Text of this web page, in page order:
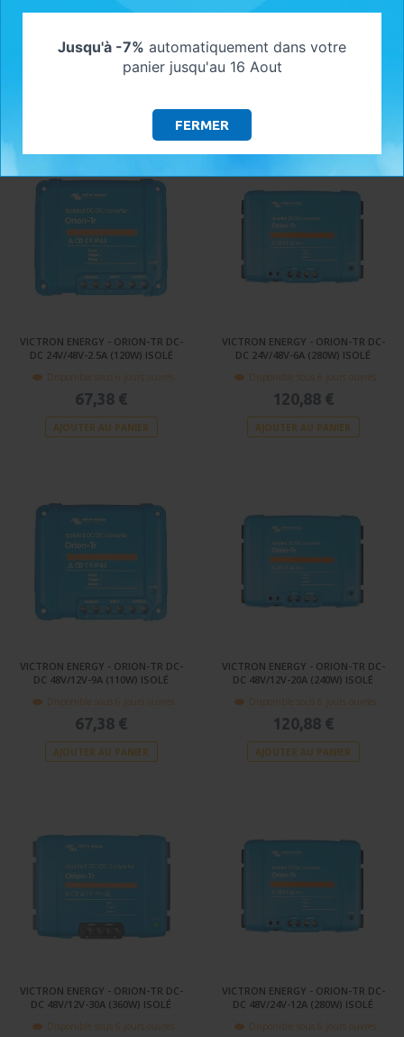
VICTRON ENERGY - ORION-TR DC-
Disponible sous 6 jours ouvrés
213,03 €
VICTRON ENERGY - ORION-TR DC-
Disponible sous 6 jours ouvrés
213,03 €
VICTRON ENERGY - ORION-TR DC-
DC 24V/48V-2.5A (120W) ISOLÉ
Disponible sous 6 jours ouvrés
67,38 €
AJOUTER AU PANIER
VICTRON ENERGY - ORION-TR DC-
DC 24V/48V-6A (280W) ISOLÉ
Disponible sous 6 jours ouvrés
120,88 €
AJOUTER AU PANIER
VICTRON ENERGY - ORION-TR DC-
DC 48V/12V-9A (110W) ISOLÉ
Disponible sous 6 jours ouvrés
67,38 €
AJOUTER AU PANIER
VICTRON ENERGY - ORION-TR DC-
DC 48V/12V-20A (240W) ISOLÉ
Disponible sous 6 jours ouvrés
120,88 €
AJOUTER AU PANIER
VICTRON ENERGY - ORION-TR DC-
DC 48V/12V-30A (360W) ISOLÉ
Disponible sous 6 jours ouvrés
VICTRON ENERGY - ORION-TR DC-
DC 48V/24V-12A (280W) ISOLÉ
Disponible sous 6 jours ouvrés
Jusqu'à -7% automatiquement dans votre
panier jusqu'au 16 Aout
FERMER